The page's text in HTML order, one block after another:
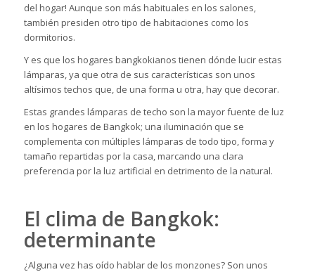
del hogar! Aunque son más habituales en los salones,
también presiden otro tipo de habitaciones como los
dormitorios.
Y es que los hogares bangkokianos tienen dónde lucir estas
lámparas, ya que otra de sus características son unos
altísimos techos que, de una forma u otra, hay que decorar.
Estas grandes lámparas de techo son la mayor fuente de luz
en los hogares de Bangkok; una iluminación que se
complementa con múltiples lámparas de todo tipo, forma y
tamaño repartidas por la casa, marcando una clara
preferencia por la luz artificial en detrimento de la natural.
El clima de Bangkok:
determinante
¿Alguna vez has oído hablar de los monzones? Son unos